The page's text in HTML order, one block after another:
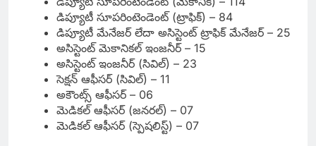
డిప్యూటీ సూపరింటెండెంట్ (ట్రాఫిక్) – 84
డిప్యూటీ మేనేజర్ లేదా అసిస్టెంట్ ట్రాఫిక్ మేనేజర్ – 25
అసిస్టెంట్ మెకానికల్ ఇంజనీర్ – 15
అసిస్టెంట్ ఇంజనీర్ (సివిల్) – 23
సెక్షన్ ఆఫీసర్ (సివిల్) – 11
అకౌంట్స్ ఆఫీసర్ – 06
మెడికల్ ఆఫీసర్ (జనరల్) – 07
మెడికల్ ఆఫీసర్ (స్పెషలిస్ట్) – 07